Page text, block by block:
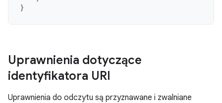
}
Uprawnienia dotyczące
identyfikatora URI
Uprawnienia do odczytu są przyznawane i zwalniane